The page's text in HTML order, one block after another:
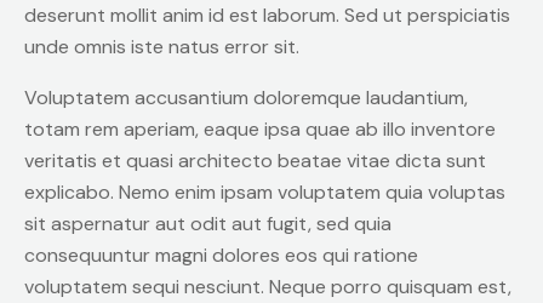
deserunt mollit anim id est laborum. Sed ut perspiciatis
unde omnis iste natus error sit.
Voluptatem accusantium doloremque laudantium,
totam rem aperiam, eaque ipsa quae ab illo inventore
veritatis et quasi architecto beatae vitae dicta sunt
explicabo. Nemo enim ipsam voluptatem quia voluptas
sit aspernatur aut odit aut fugit, sed quia
consequuntur magni dolores eos qui ratione
voluptatem sequi nesciunt. Neque porro quisquam est,